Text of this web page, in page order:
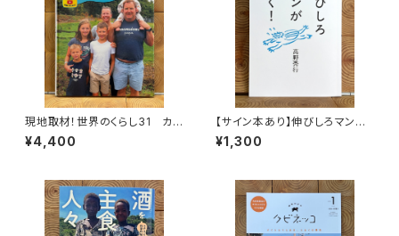
現地取材！世界のくらし31 カナ
ダ
¥4,400
【サイン本あり】伸びしろマンが
ゆく！
¥1,300